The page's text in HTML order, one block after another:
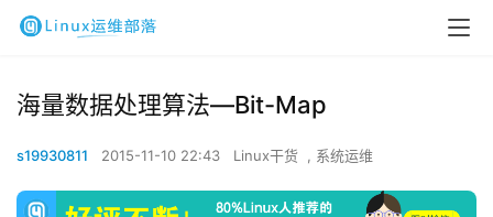
海量数据处理算法—Bit-Map
s19930811 2015-11-10 22:43 Linux干货 , 系统运维